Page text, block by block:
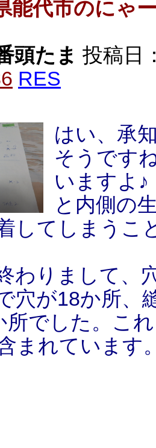
能代市のにゃ
頭たま 投稿日
RES
はい、承
そうです
いますよ
と内側の
してしまうこ
わりまして、
穴が18か所、
所でした。こ
まれています